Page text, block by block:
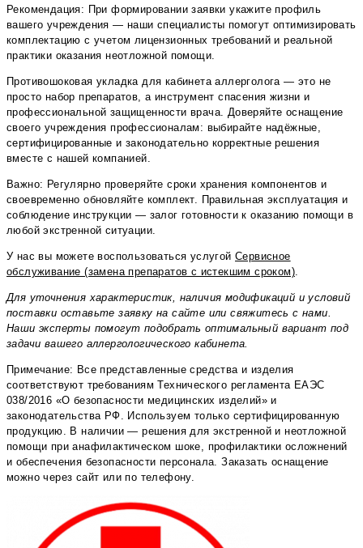
Рекомендация: При формировании заявки укажите профиль
вашего учреждения — наши специалисты помогут оптимизировать
комплектацию с учетом лицензионных требований и реальной
практики оказания неотложной помощи.
Противошоковая укладка для кабинета аллерголога — это не
просто набор препаратов, а инструмент спасения жизни и
профессиональной защищенности врача. Доверяйте оснащение
своего учреждения профессионалам: выбирайте надёжные,
сертифицированные и законодательно корректные решения
вместе с нашей компанией.
Важно: Регулярно проверяйте сроки хранения компонентов и
своевременно обновляйте комплект. Правильная эксплуатация и
соблюдение инструкции — залог готовности к оказанию помощи в
любой экстренной ситуации.
У нас вы можете воспользоваться услугой Сервисное
обслуживание (замена препаратов с истекшим сроком)
Для уточнения характеристик, наличия модификаций и условий
поставки оставьте заявку на сайте или свяжитесь с нами.
Наши эксперты помогут подобрать оптимальный вариант под
задачи вашего аллергологического кабинета.
Примечание: Все представленные средства и изделия
соответствуют требованиям Технического регламента ЕАЭС
038/2016 «О безопасности медицинских изделий» и
законодательства РФ. Используем только сертифицированную
продукцию. В наличии — решения для экстренной и неотложной
помощи при анафилактическом шоке, профилактики осложнений
и обеспечения безопасности персонала. Заказать оснащение
можно через сайт или по телефону.